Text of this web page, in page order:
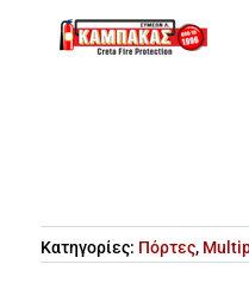
Κατηγορίες: Πόρτες,